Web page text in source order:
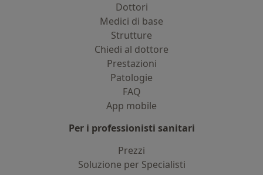
Dottori
Medici di base
Strutture
Chiedi al dottore
Prestazioni
Patologie
FAQ
App mobile
Per i professionisti sanitari
Prezzi
Soluzione per Specialisti